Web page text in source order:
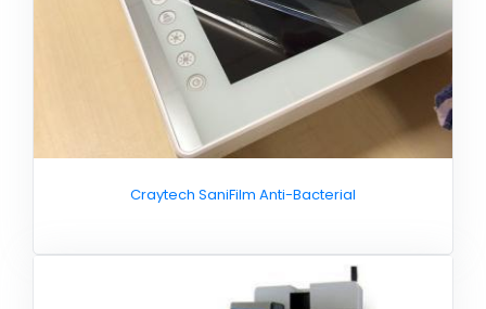
Craytech SaniFilm Anti-Bacterial